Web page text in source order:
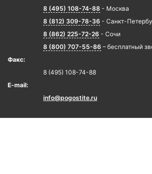
8 (495) 108-74-88 - Москва
8 (812) 309-78-36 - Санкт-
8 (862) 225-72-26 - Сочи
8 (800) 707-55-86 – бесплатный
Факс:
8 (495) 108-74-88
E-mail:
info@pogostite.ru